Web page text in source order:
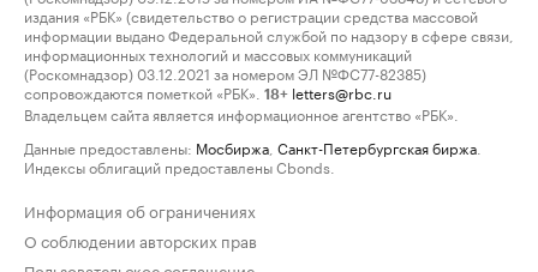
издания «РБК» (свидетельство о регистрации средства массовой
информации выдано Федеральной службой по надзору в сфере связи,
информационных технологий и массовых коммуникаций
(Роскомнадзор) 03.12.2021 за номером ЭЛ №ФС77-82385)
сопровождаются пометкой «РБК».
18+ letters@rbc.ru
Владельцем сайта является информационное агентство «РБК».
Данные предоставлены: Мосбиржа Санкт-Петербургская биржа
Индексы облигаций предоставлены Cbonds.
Информация об ограничениях
О соблюдении авторских прав